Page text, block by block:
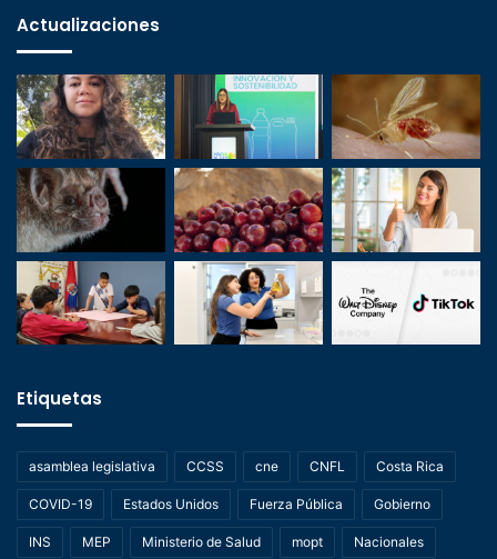
Actualizaciones
Etiquetas
asamblea legislativa CCSS cne CNFL Costa Rica
COVID-19 Estados Unidos Fuerza Pública Gobierno
INS MEP Ministerio de Salud mopt Nacionales